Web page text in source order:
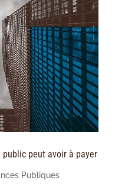
peut avoir à payer
Publiques